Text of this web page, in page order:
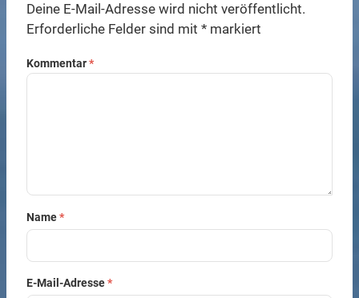
Deine E-Mail-Adresse wird nicht veröffentlicht.
Erforderliche Felder sind mit* markiert
Kommentar*
Name*
E-Mail-Adresse*